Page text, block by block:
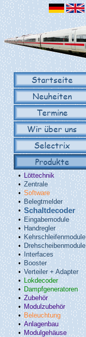
Startseite
Neuheiten
Termine
Wir über uns
Selectrix
Produkte
• Löttechnik
• Zentrale
• Software
• Belegtmelder
•Schaltdecoder
• Eingabemodule
• Handregler
• Kehrschleifenmodule
• Drehscheibenmodule
• Interfaces
• Booster
• Verteiler + Adapter
• Lokdecoder
• Dampfgeneratoren
•Zubehör
• Modulzubehör
• Beleuchtung
•Anlagenbau
• Modulgehäuse